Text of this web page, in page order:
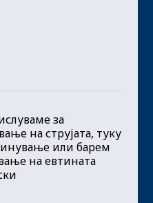
за
на струјата, туку
или барем
на евтината